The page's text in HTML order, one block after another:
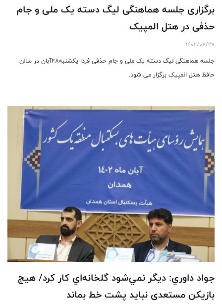
برگزاری جلسه هماهنگی لیگ دسته یک ملی و جام
حذفی در هتل المپیک
1402/08/27
جلسه هماهنگی لیگ دسته یک ملی و جام حذفی فردا یکشنبه۲۸آبان در سالن
حافظ هتل المپیک برگزار می شود.
جواد داوري: ديگر نمي‌شود گلخانه‌اي كار كرد/ هیچ
بازیکن مستعدی نبايد پشت خط بماند